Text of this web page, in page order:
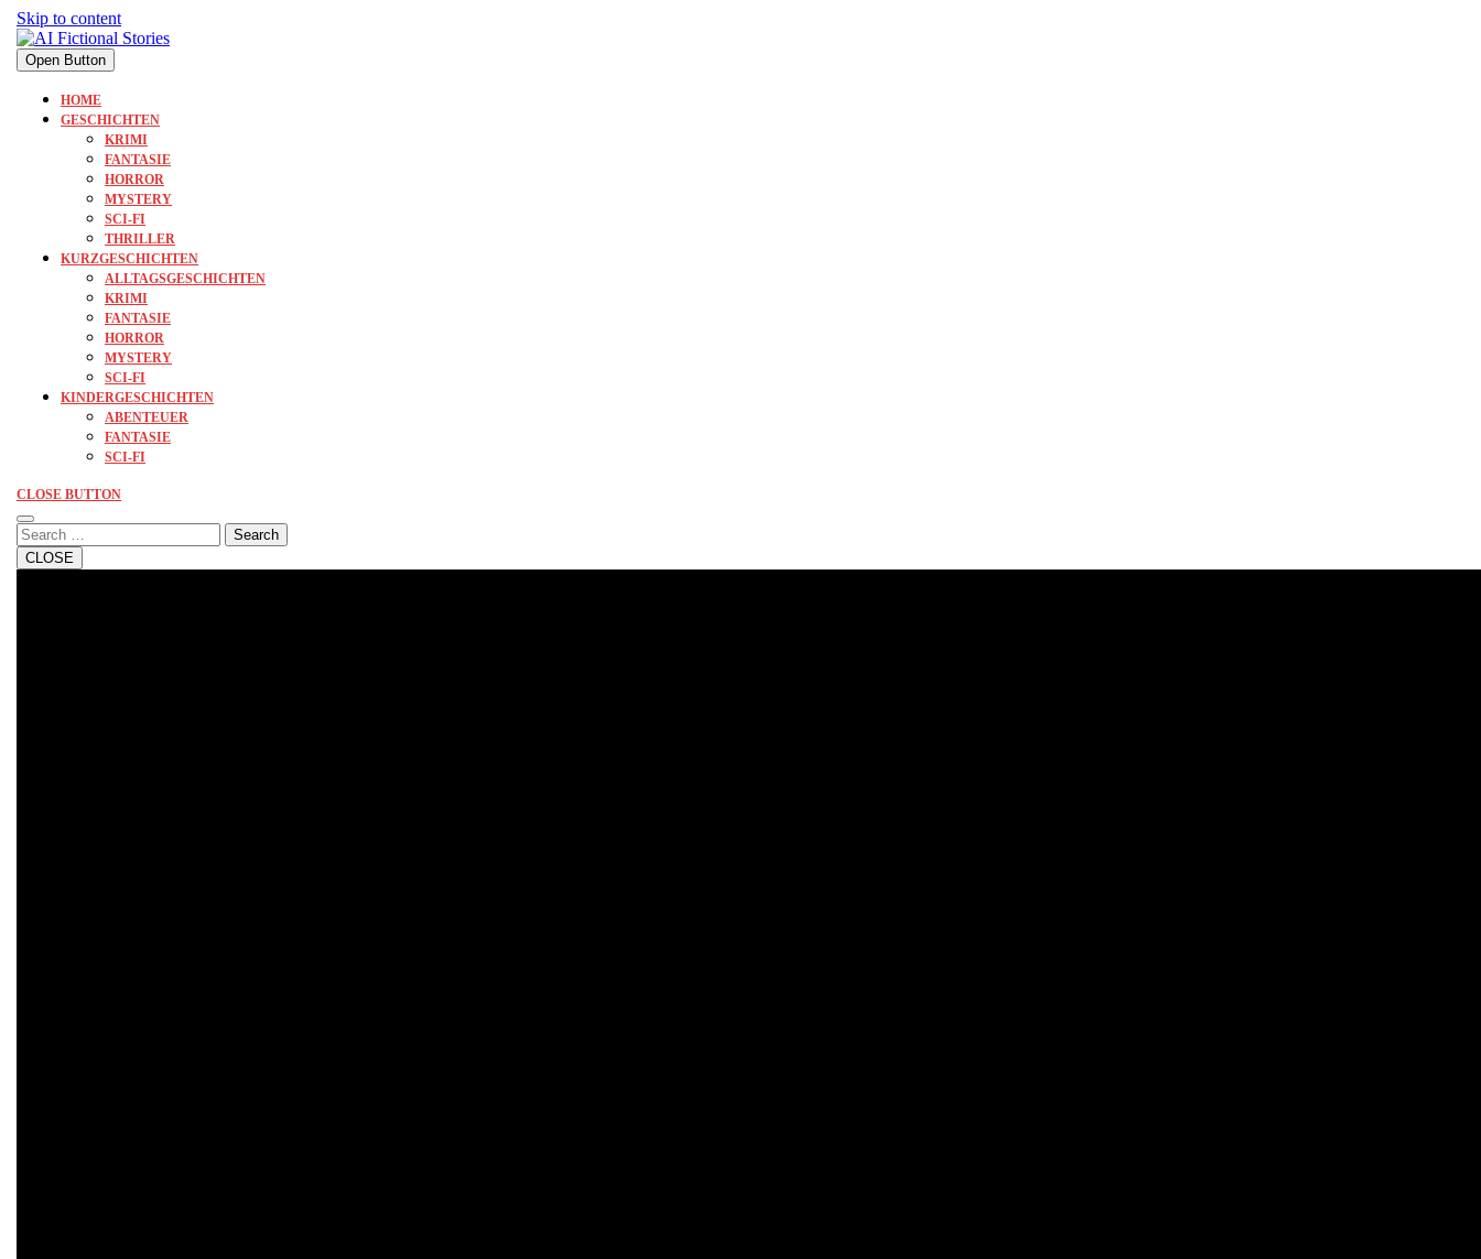
Skip to content
Open Button
HOME
GESCHICHTEN
KRIMI
FANTASIE
HORROR
MYSTERY
SCI-FI
THRILLER
KURZGESCHICHTEN
ALLTAGSGESCHICHTEN
KRIMI
FANTASIE
HORROR
MYSTERY
SCI-FI
KINDERGESCHICHTEN
ABENTEUER
FANTASIE
SCI-FI
CLOSE BUTTON
Search
CLOSE